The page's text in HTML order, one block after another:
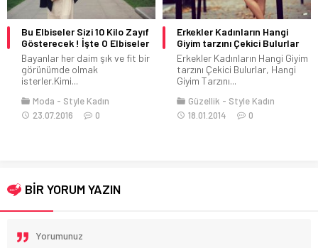
Bu Elbiseler Sizi 10 Kilo Zayıf
Gösterecek ! İşte O Elbiseler
Bayanlar her daim şık ve fit bir
görünümde olmak
isterler.Kimi...
Moda
Style Kadın
23.07.2016
0
Erkekler Kadınların Hangi
Giyim tarzını Çekici Bulurlar
Erkekler Kadınların Hangi Giyim
tarzını Çekici Bulurlar, Hangi
Giyim Tarzını...
Güzellik
Style Kadın
18.01.2014
0
BİR YORUM YAZIN